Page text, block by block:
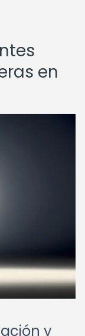
en
y